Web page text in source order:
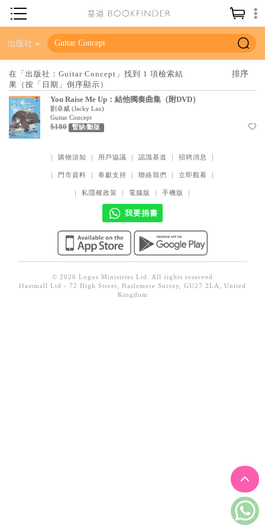
神學／教義
聖經
信仰入門
教會歷史
信徒生活
教會事工
社會／倫理
哲學／宗教比較
見證／傳記
出版社
在「出版社：Guitar Concept」找到 1 項檢索結
果（按「日期」倒序顯示）
You Raise Me Up：結他獨奏曲集（附DVD）
劉卓威 (Jacky Lau)
Guitar Concept
$180 暫缺/斷版
｜ 購物須知 ｜ 用戶協議 ｜ 認識基道 ｜ 招聘消息 ｜
｜ 門市資料 ｜ 奉獻支持 ｜ 聯絡我們 ｜ 立即觀看 ｜
｜ 私隱權政策 ｜ 電腦版 ｜ 手機版 ｜
我要捐書
© 2026 Logos Ministries Ltd. All rights reserved
ffastmall Ltd - 72 High Street, Haslemere Surrey, GU27 2LA, United
Kingdom